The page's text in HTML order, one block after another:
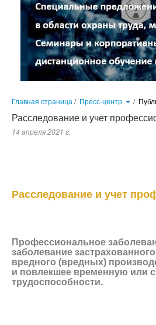
Главная страница / Пресс-центр /
Расследование и учет
14 апреля 2021 г.
Расследование и учет
Профессиональное
заболевание
вредного (вредных)
и повлекшее временную или
трудоспособности.